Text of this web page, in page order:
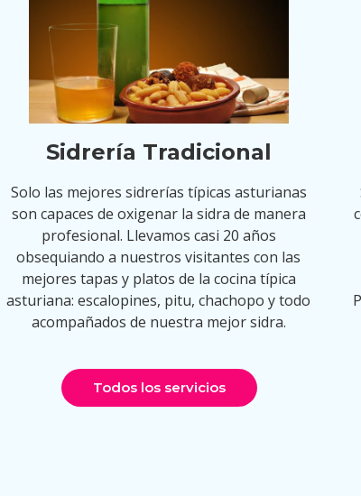
Sidrería Tradicional
Solo las mejores sidrerías típicas asturianas
son capaces de oxigenar la sidra de manera
profesional. Llevamos casi 20 años
obsequiando a nuestros visitantes con las
mejores tapas y platos de la cocina típica
asturiana: escalopines, pitu, chachopo y todo
acompañados de nuestra mejor sidra.
Todos los servicios